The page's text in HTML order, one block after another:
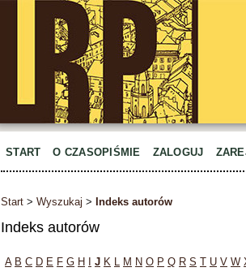
START O CZASOPIŚMIE ZALOGUJ
Start > Wyszukaj > Indeks autorów
Indeks autorów
A B C D E F G H J K L M N O P Q R S T U V W